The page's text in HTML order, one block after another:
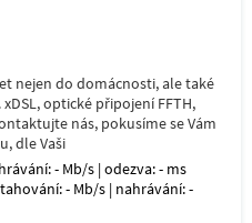
nejen do domácnosti, ale také
optické připojení FFTH,
nás, pokusíme se Vám
dle Vaši
- Mb/s | odezva: - ms
- Mb/s | nahrávání: -